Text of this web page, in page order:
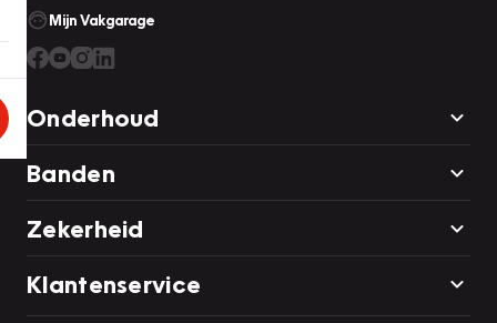
Mijn Vakgarage
Onderhoud
Banden
Zekerheid
Klantenservice